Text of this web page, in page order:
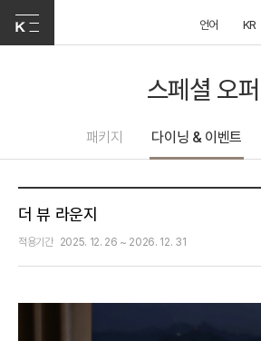
언어 KR
스페셜 오퍼
패키지 다이닝 & 이벤트
더 뷰 라운지
적용기간 2025. 12. 26 ~ 2026. 12. 31